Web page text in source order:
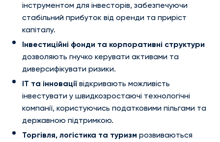
інструментом для інвесторів, забезпечуючи
стабільний прибуток від оренди та приріст
капіталу.
Інвестиційні фонди та корпоративні структури
дозволяють гнучко керувати активами та
диверсифікувати ризики.
IT та інновації відкривають можливість
інвестувати у швидкозростаючі технологічні
компанії, користуючись податковими пільгами та
державною підтримкою.
Торгівля, логістика та туризм розвиваються